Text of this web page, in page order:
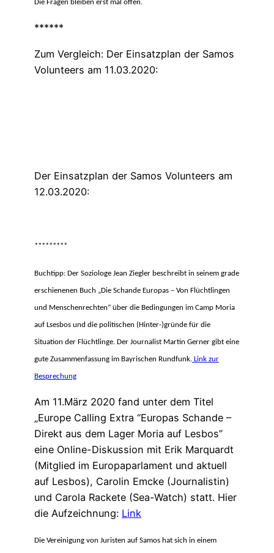
Die Fragen bleiben erst mal offen.
******
Zum Vergleich: Der Einsatzplan der Samos
Volunteers am 11.03.2020:
Der Einsatzplan der Samos Volunteers am
12.03.2020:
*********
Buchtipp: Der Soziologe Jean Ziegler beschreibt in seinem grade
erschienenen Buch „Die Schande Europas – Von Flüchtlingen
und Menschenrechten“ über die Bedingungen im Camp Moria
auf Lsesbos und die politischen (Hinter-)gründe für die
Situation der Flüchtlinge. Der Journalist Martin Gerner gibt eine
gute Zusammenfassung im Bayrischen Rundfunk. Link zur
Besprechung
Am 11.März 2020 fand unter dem Titel
„Europe Calling Extra “Europas Schande –
Direkt aus dem Lager Moria auf Lesbos”
eine Online-Diskussion mit Erik Marquardt
(Mitglied im Europaparlament und aktuell
auf Lesbos), Carolin Emcke (Journalistin)
und Carola Rackete (Sea-Watch) statt. Hier
die Aufzeichnung: Link
Die Vereinigung von Juristen auf Samos hat sich in einem